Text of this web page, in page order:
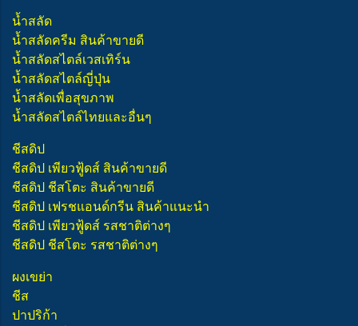
น้ำสลัด
น้ำสลัดครีม สินค้าขายดี
น้ำสลัดสไตล์เวสเทิร์น
น้ำสลัดสไตล์ญี่ปุ่น
น้ำสลัดเพื่อสุขภาพ
น้ำสลัดสไตล์ไทยและอื่นๆ
ชีสดิป
ชีสดิป เพียวฟู้ดส์ สินค้าขายดี
ชีสดิป ชีสโตะ สินค้าขายดี
ชีสดิป เฟรชแอนด์กรีน สินค้าแนะนำ
ชีสดิป เพียวฟู้ดส์ รสชาติต่างๆ
ชีสดิป ชีสโตะ รสชาติต่างๆ
ผงเขย่า
ชีส
ปาปริก้า